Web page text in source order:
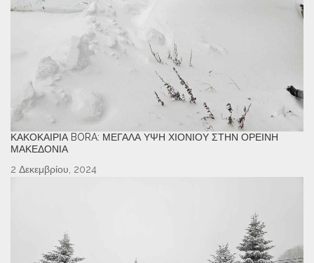
ΚΑΚΟΚΑΙΡΊΑ BORA: ΜΕΓΆΛΑ ΎΨΗ ΧΙΟΝΙΟΎ ΣΤΗΝ ΟΡΕΙΝΉ
ΜΑΚΕΔΟΝΊΑ
2 Δεκεμβρίου, 2024